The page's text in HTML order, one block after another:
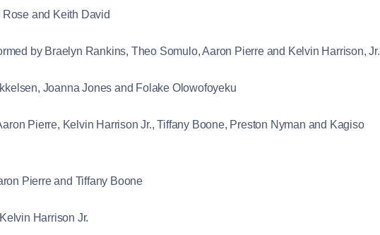
and Keith David
by Braelyn Rankins, Theo Somulo, Aaron Pierre and Kelvin Harrison, Jr.
Joanna Jones and Folake Olowofoyeku
Pierre, Kelvin Harrison Jr., Tiffany Boone, Preston Nyman and Kagiso
Pierre and Tiffany Boone
Harrison Jr.